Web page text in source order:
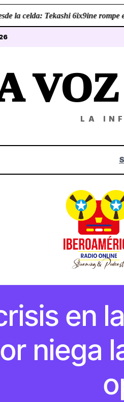
la celda: Tekashi 6ix9ine rompe
VOZ
LA
en
niega